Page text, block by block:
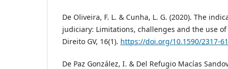
De Oliveira, F. L. & Cunha, L. G. (2020). The
judiciary: Limitations, challenges and the use of
Direito GV, 16(1). https://doi.org/10.1590/2317-
De Paz González, I. & Del Refugio Macías